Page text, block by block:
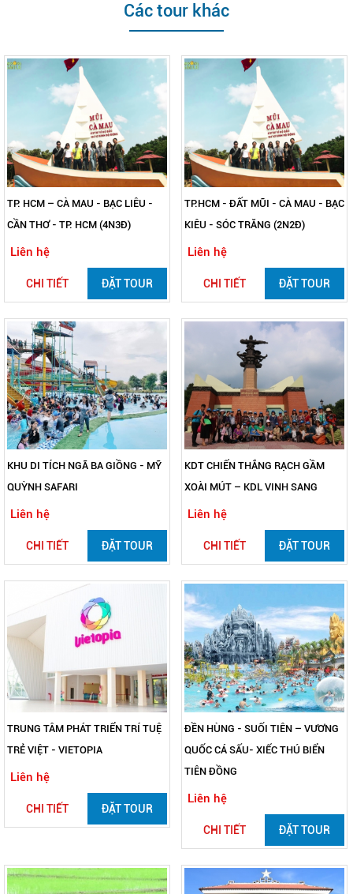
Các tour khác
TP. HCM – CÀ MAU - BẠC LIÊU -
CẦN THƠ - TP. HCM (4N3Đ)
Liên hệ
CHI TIẾT ĐẶT TOUR
TP.HCM - ĐẤT MŨI - CÀ MAU - BẠC
KIÊU - SÓC TRĂNG (2N2Đ)
Liên hệ
CHI TIẾT ĐẶT TOUR
KHU DI TÍCH NGÃ BA GIỒNG - MỸ
QUỲNH SAFARI
Liên hệ
CHI TIẾT ĐẶT TOUR
KDT CHIẾN THẮNG RẠCH GẦM
XOÀI MÚT – KDL VINH SANG
Liên hệ
CHI TIẾT ĐẶT TOUR
TRUNG TÂM PHÁT TRIỂN TRÍ TUỆ
TRẺ VIỆT - VIETOPIA
Liên hệ
CHI TIẾT ĐẶT TOUR
ĐỀN HÙNG - SUỐI TIÊN – VƯƠNG
QUỐC CÁ SẤU- XIẾC THÚ BIỂN
TIÊN ĐỒNG
Liên hệ
CHI TIẾT ĐẶT TOUR